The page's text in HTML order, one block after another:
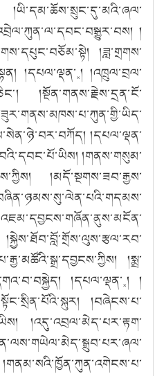
།
།ཟླ་གྲགས་
།དཔལ་ལྡན་༝། །འཁྲུལ་བྲལ་
།སྔོན་གནས་རྗེས་དྲན་ངོ་
།དཔལ་ལྡན་
།གནས་གསུམ་
།མདོ་སྔགས་ཟབ་རྒྱས་
།སྨྲ་
།དཔལ་ལྡན་༝། །
།བཞེངས་པ་
།འདུ་འབྲལ་མེད་པར་རྟག་